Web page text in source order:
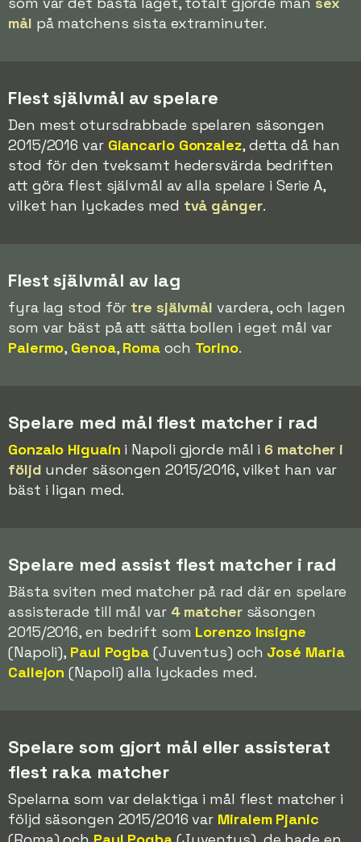
mål på matchens sista extraminuter.
Flest självmål av spelare
Den mest otursdrabbade spelaren säsongen
2015/2016 var Giancarlo Gonzalez, detta då han
stod för den tveksamt hedersvärda bedriften
att göra flest självmål av alla spelare i Serie A,
vilket han lyckades med två gånger.
Flest självmål av lag
fyra lag stod för tre självmål vardera, och lagen
som var bäst på att sätta bollen i eget mål var
Palermo, Genoa, Roma och Torino.
Spelare med mål flest matcher i rad
Gonzalo Higuaín i Napoli gjorde mål i 6 matcher i
följd under säsongen 2015/2016, vilket han var
bäst i ligan med.
Spelare med assist flest matcher i rad
Bästa sviten med matcher på rad där en spelare
assisterade till mål var 4 matchersäsongen
2015/2016, en bedrift som Lorenzo Insigne
(Napoli), Paul Pogba (Juventus) och José Maria
Callejon (Napoli) alla lyckades med.
Spelare som gjort mål eller assisterat
flest raka matcher
Spelarna som var delaktiga i mål flest matcher i
följd säsongen 2015/2016 var Miralem Pjanic